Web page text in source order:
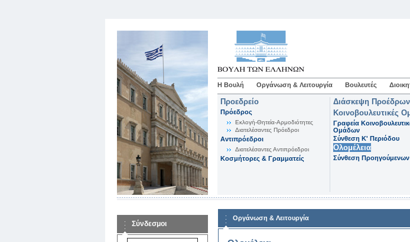
Η Βουλή Οργάνωση & Λειτουργία Βουλευτές
Προεδρείο
Πρόεδρος
Εκλογή-Θητεία-Αρμοδιότητες
Διατελέσαντες Πρόεδροι
Αντιπρόεδροι
Διατελέσαντες Αντιπρόεδροι
Κοσμήτορες & Γραμματείς
Διάσκεψη Προέδρων
Κοινοβουλευτικές
Γραφεία
Ομάδων
Σύνθεση K' Περιόδου
Ολομέλεια
Σύνθεση
Σύνδεσμοι
Οργάνωση & Λειτουργία